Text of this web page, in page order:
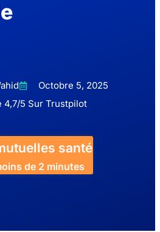
Octobre 5, 2025
4,7/5 Sur Trustpilot
santé
de 2 minutes